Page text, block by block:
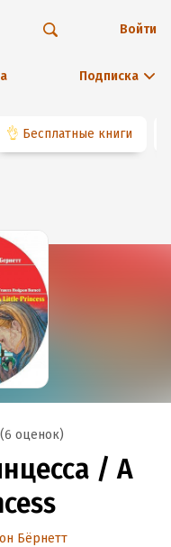
Подписка
Войти
👌 Бесплатные книги
(6 оценок)
/ A
Бёрнетт